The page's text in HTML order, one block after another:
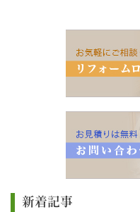
新着記事